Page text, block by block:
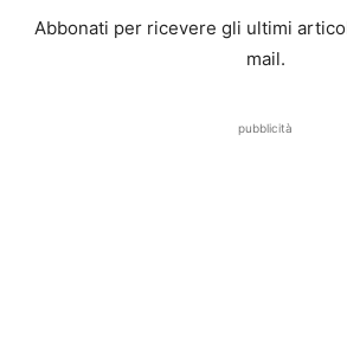
Abbonati per ricevere gli ultimi
mail.
pubblicità